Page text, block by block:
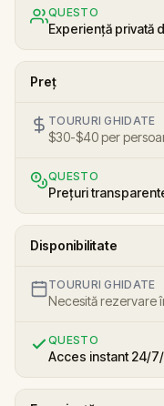
QUESTO
Experiență privată
Preț
TOURURI GHIDATE
$30-$40 per
QUESTO
Prețuri
Disponibilitate
TOURURI GHIDATE
Necesită rezervare
QUESTO
Acces instant 24/